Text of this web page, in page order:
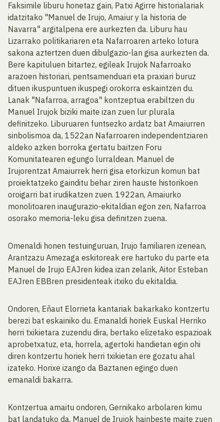
Faksimile liburu honetaz gain, Patxi Agirre historialariak
idatzitako "Manuel de Irujo, Amaiur y la historia de
Navarra" argitalpena ere aurkezten da. Liburu hau
Lizarrako politikariaren eta Nafarroaren arteko lotura
sakona aztertzen duen dibulgazio-lan gisa aurkezten da.
Bere kapituluen bitartez, egileak Irujok Nafarroako
arazoen historiari, pentsamenduari eta praxiari buruz
dituen ikuspuntuen ikuspegi orokorra eskaintzen du.
Lanak "Nafarroa, arragoa" kontzeptua erabiltzen du
Manuel Irujok biziki maite izan zuen lur plurala
definitzeko. Liburuaren funtsezko ardatz bat Amaiurren
sinbolismoa da, 1522an Nafarroaren independentziaren
aldeko azken borroka gertatu baitzen Foru
Komunitatearen egungo lurraldean. Manuel de
Irujorentzat Amaiurrek herri gisa etorkizun komun bat
proiektatzeko gainditu behar ziren hauste historikoen
oroigarri bat irudikatzen zuen. 1922an, Amaiurko
monolitoaren inaugurazio-ekitaldian egon zen, Nafarroa
osorako memoria-leku gisa definitzen zuena.
Omenaldi honen testuinguruan, Irujo familiaren izenean,
Arantzazu Amezaga eskitoreak ere hartuko du parte eta
Manuel de Irujo EAJren kidea izan zelarik, Aitor Esteban
EAJren EBBren presidenteak itxiko du ekitaldia.
Ondoren, Eñaut Elorrieta kantariak bakarkako kontzertu
berezi bat eskainiko du. Emanaldi horiek Euskal Herriko
herri txikietara zuzendu dira, bertako elizetako espazioak
aprobetxatuz, eta, horrela, agertoki handietan egin ohi
diren kontzertu horiek herri txikietan ere gozatu ahal
izateko. Horixe izango da Baztanen egingo duen
emanaldi bakarra.
Kontzertua amaitu ondoren, Gernikako arbolaren kimu
bat landatuko da, Manuel de Irujok hainbeste maite zuen